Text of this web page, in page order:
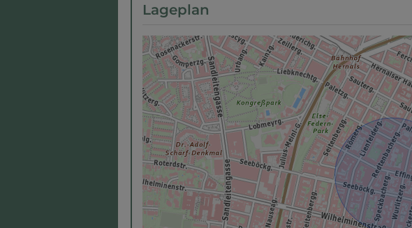
Lageplan